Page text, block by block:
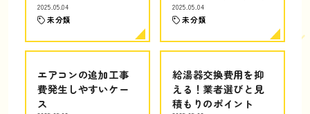
2025.05.04
未分類
2025.05.04
未分類
エアコンの追加工事
費発生しやすいケー
ス
給湯器交換費用を抑
える！業者選びと見
積もりのポイント